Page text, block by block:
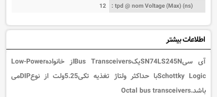
tpd @ nom Voltage (Max) (ns) :
12
اطلاعات بیشتر
آی سیSN74LS245NیکBus Transceiversاز خانوادهLow-Power
Schottky Logicبا حداکثر ولتاژ تغذیه تکی5.25ولت از نوعDIPمی
باشد.Octal bus transceivers